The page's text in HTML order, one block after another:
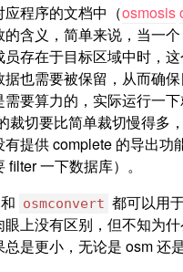
程序的文档中（osmosis
的含义，简单来说，当一
员存在于目标区域中时，
也需要被保留，从而确保
需要算力的，实际运行一
裁切要比简单裁切慢得多
有提供 complete 的导出功
filter 一下数据库）。
和 osmconvert 都可以用
眼上没有区别，但不知为
是更小，无论是 osm 还